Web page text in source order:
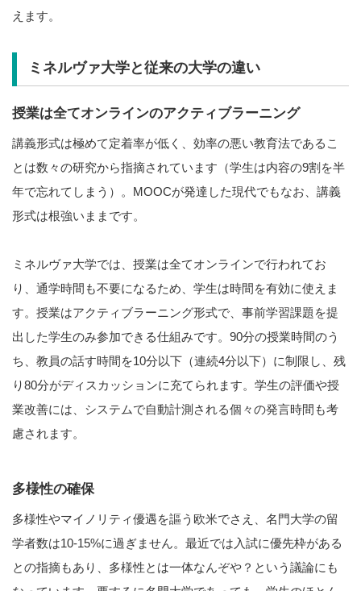
えます。
ミネルヴァ大学と従来の大学の違い
授業は全てオンラインのアクティブラーニング
講義形式は極めて定着率が低く、効率の悪い教育法であるこ
とは数々の研究から指摘されています（学生は内容の9割を半
年で忘れてしまう）。MOOCが発達した現代でもなお、講義
形式は根強いままです。
ミネルヴァ大学では、授業は全てオンラインで行われてお
り、通学時間も不要になるため、学生は時間を有効に使えま
す。授業はアクティブラーニング形式で、事前学習課題を提
出した学生のみ参加できる仕組みです。90分の授業時間のう
ち、教員の話す時間を10分以下（連続4分以下）に制限し、残
り80分がディスカッションに充てられます。学生の評価や授
業改善には、システムで自動計測される個々の発言時間も考
慮されます。
多様性の確保
多様性やマイノリティ優遇を謳う欧米でさえ、名門大学の留
学者数は10-15%に過ぎません。最近では入試に優先枠がある
との指摘もあり、多様性とは一体なんぞや？という議論にも